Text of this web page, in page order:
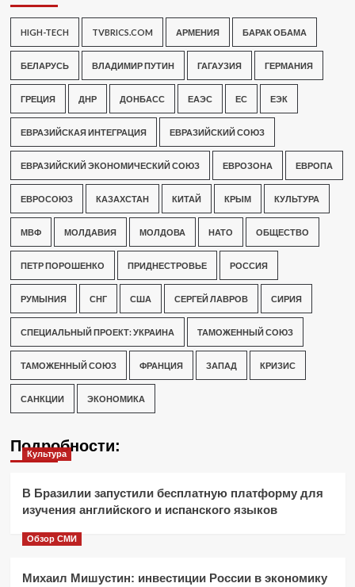
HIGH-TECH TVBRICS.COM АРМЕНИЯ БАРАК ОБАМА
БЕЛАРУСЬ ВЛАДИМИР ПУТИН ГАГАУЗИЯ ГЕРМАНИЯ
ГРЕЦИЯ ДНР ДОНБАСС ЕАЭС ЕС ЕЭК
ЕВРАЗИЙСКАЯ ИНТЕГРАЦИЯ ЕВРАЗИЙСКИЙ СОЮЗ
ЕВРАЗИЙСКИЙ ЭКОНОМИЧЕСКИЙ СОЮЗ ЕВРОЗОНА ЕВРОПА
ЕВРОСОЮЗ КАЗАХСТАН КИТАЙ КРЫМ КУЛЬТУРА
МВФ МОЛДАВИЯ МОЛДОВА НАТО ОБЩЕСТВО
ПЕТР ПОРОШЕНКО ПРИДНЕСТРОВЬЕ РОССИЯ
РУМЫНИЯ СНГ США СЕРГЕЙ ЛАВРОВ СИРИЯ
СПЕЦИАЛЬНЫЙ ПРОЕКТ: УКРАИНА ТАМОЖЕННЫЙ СОЮЗ
ТАМОЖЕННЫЙ СОЮЗ ФРАНЦИЯ ЗАПАД КРИЗИС
САНКЦИИ ЭКОНОМИКА
Подробности:
Культура
В Бразилии запустили бесплатную платформу для
изучения английского и испанского языков
Обзор СМИ
Михаил Мишустин: инвестиции России в экономику